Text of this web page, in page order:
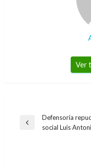
Ver
Navegación
Entrada
Defensoría
social Luis